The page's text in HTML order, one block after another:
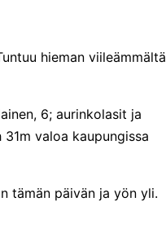
hieman viileämmältä
6; aurinkolasit ja
valoa kaupungissa
tämän päivän ja yön yli.